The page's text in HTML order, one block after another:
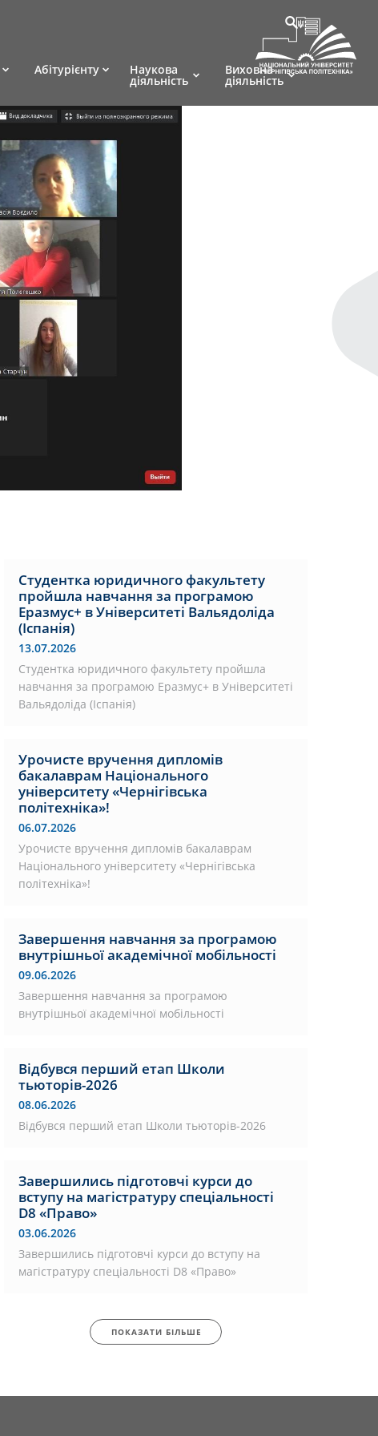
Абітурієнту Наукова
діяльність
Виховна
діяльність
Студентка юридичного факультету
пройшла навчання за програмою
Еразмус+ в Університеті Вальядоліда
(Іспанія)
13.07.2026
Студентка юридичного факультету пройшла
навчання за програмою Еразмус+ в Університеті
Вальядоліда (Іспанія)
Урочисте вручення дипломів
бакалаврам Національного
університету «Чернігівська
політехніка»!
06.07.2026
Урочисте вручення дипломів бакалаврам
Національного університету «Чернігівська
політехніка»!
Завершення навчання за програмою
внутрішньої академічної мобільності
09.06.2026
Завершення навчання за програмою
внутрішньої академічної мобільності
Відбувся перший етап Школи
тьюторів-2026
08.06.2026
Відбувся перший етап Школи тьюторів-2026
Завершились підготовчі курси до
вступу на магістратуру спеціальності
D8 «Право»
03.06.2026
Завершились підготовчі курси до вступу на
магістратуру спеціальності D8 «Право»
ПОКАЗАТИ БІЛЬШЕ